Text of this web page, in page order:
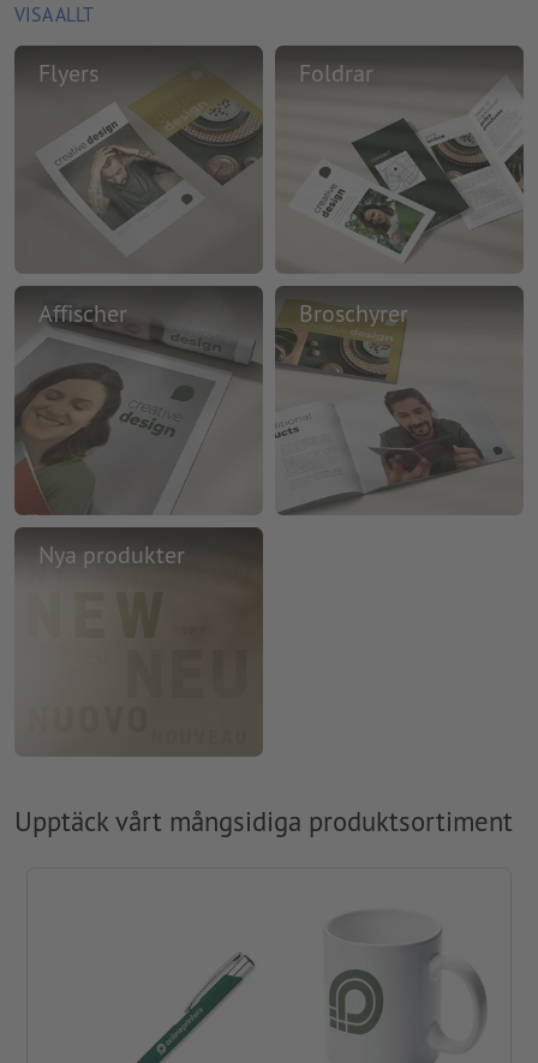
VISA ALLT
Flyers Foldrar
Affischer Broschyrer
Nya produkter
Upptäck vårt mångsidiga produktsortiment